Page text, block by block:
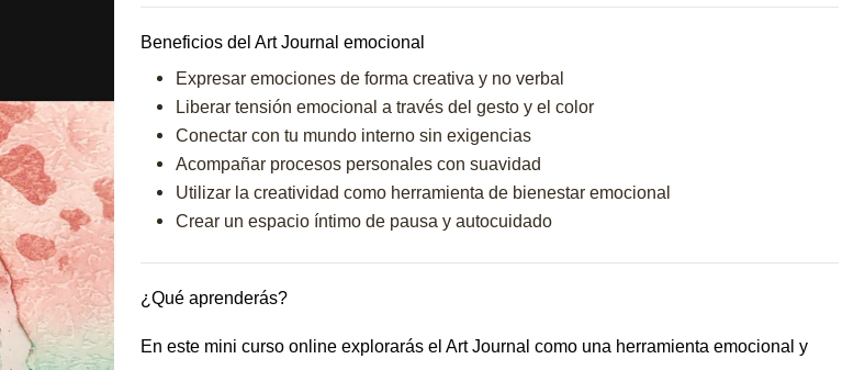
Beneficios del Art Journal emocional
Expresar emociones de forma creativa y no verbal
Liberar tensión emocional a través del gesto y el color
Conectar con tu mundo interno sin exigencias
Acompañar procesos personales con suavidad
Utilizar la creatividad como herramienta de bienestar emocional
Crear un espacio íntimo de pausa y autocuidado
¿Qué aprenderás?
En este mini curso online explorarás el Art Journal como una herramienta emocional y